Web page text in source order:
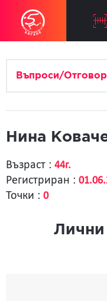
Въпроси/
Нина
Възраст : 44г.
Регистриран :
Точки : 0
Лични